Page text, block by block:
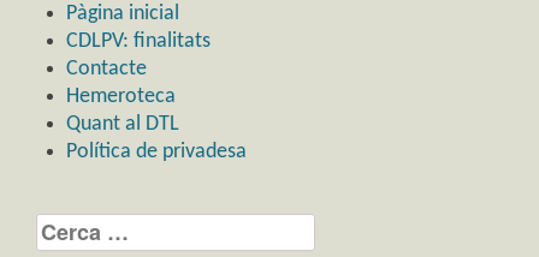
Pàgina inicial
CDLPV: finalitats
Contacte
Hemeroteca
Quant al DTL
Política de privadesa
Cerca: